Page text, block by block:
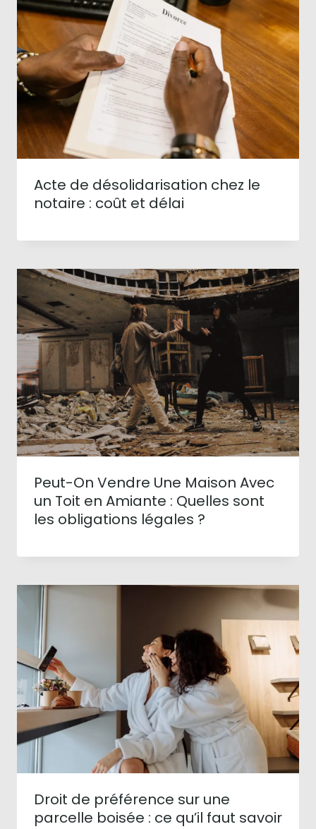
Acte de désolidarisation chez le
notaire : coût et délai
Peut-On Vendre Une Maison Avec
un Toit en Amiante : Quelles sont
les obligations légales ?
Droit de préférence sur une
parcelle boisée : ce qu’il faut savoir